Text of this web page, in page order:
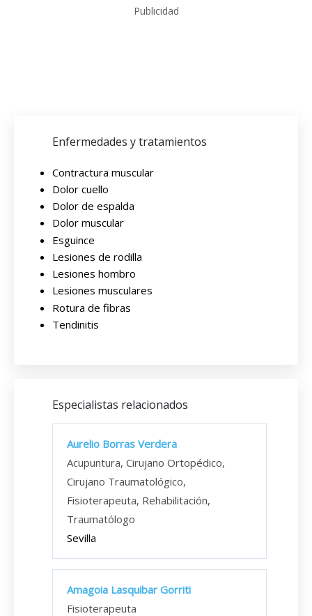
Publicidad
Enfermedades y tratamientos
Contractura muscular
Dolor cuello
Dolor de espalda
Dolor muscular
Esguince
Lesiones de rodilla
Lesiones hombro
Lesiones musculares
Rotura de fibras
Tendinitis
Especialistas relacionados
Aurelio Borras Verdera
Acupuntura, Cirujano Ortopédico,
Cirujano Traumatológico,
Fisioterapeuta, Rehabilitación,
Traumatólogo
Sevilla
Amagoia Lasquibar Gorriti
Fisioterapeuta